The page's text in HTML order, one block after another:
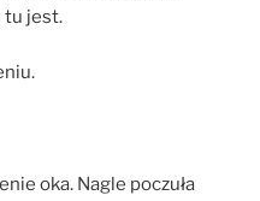
tu jest.
oka. Nagle poczuła